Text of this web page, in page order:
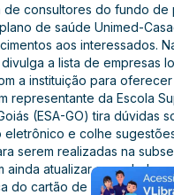
de consultores do fundo de
de saúde Unimed-
aos interessados.
a lista de empresas
a instituição para
representante da Escola
(ESA-GO) tira dúvidas
eletrônico e colhe
serem realizadas na
ainda atualizar seus dados
do cartão de identidade